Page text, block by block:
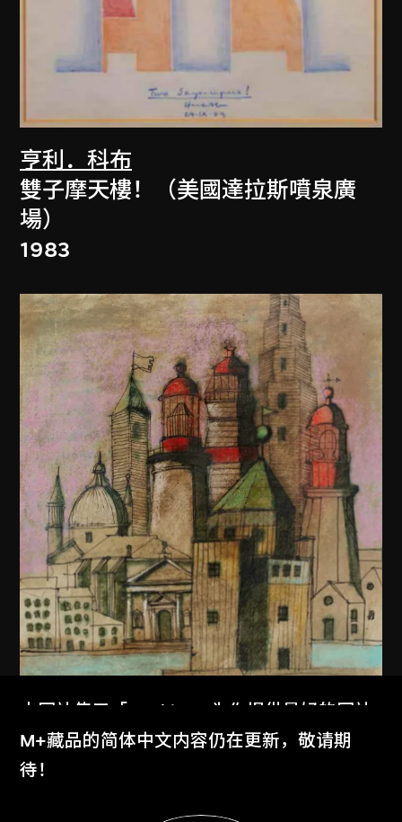
亨利．科布
雙子摩天樓！（美國達拉斯噴泉廣
場）
1983
本网站使用「Cookies」为你提供最好的网站
体验。
了解更多
M+藏品的简体中文内容仍在更新，敬请期
待！